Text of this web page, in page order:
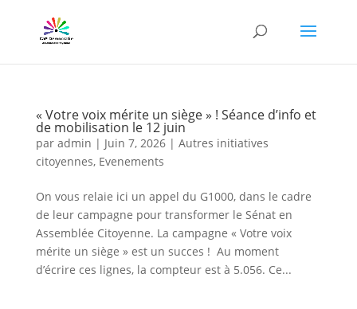
« Votre voix mérite un siège » ! Séance d’info et
de mobilisation le 12 juin
par admin | Juin 7, 2026| Autres initiatives
citoyennes, Evenements
On vous relaie ici un appel du G1000, dans le cadre
de leur campagne pour transformer le Sénat en
Assemblée Citoyenne. La campagne « Votre voix
mérite un siège » est un succes ! Au moment
d’écrire ces lignes, la compteur est à 5.056. Ce...